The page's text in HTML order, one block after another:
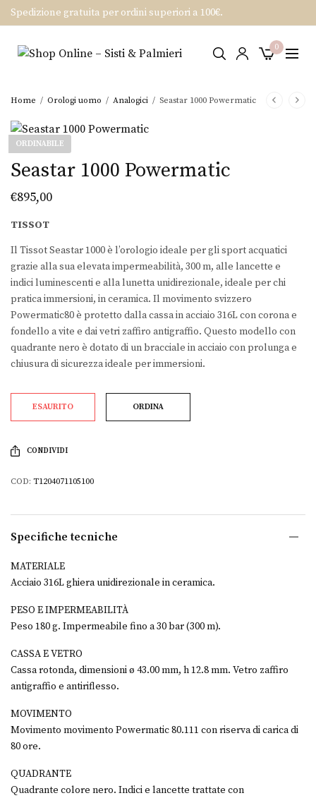
Spedizione gratuita per ordini superiori a 100€.
0
Home / Orologi uomo / Analogici / Seastar 1000 Powermatic
ORDINABILE
Seastar 1000 Powermatic
€895,00
TISSOT
Il Tissot Seastar 1000 è l’orologio ideale per gli sport acquatici
grazie alla sua elevata impermeabilità, 300 m, alle lancette e
indici luminescenti e alla lunetta unidirezionale, ideale per chi
pratica immersioni, in ceramica. Il movimento svizzero
Powermatic80 è protetto dalla cassa in acciaio 316L con corona e
fondello a vite e dai vetri zaffiro antigraffio. Questo modello con
quadrante nero è dotato di un bracciale in acciaio con prolunga e
chiusura di sicurezza ideale per immersioni.
ESAURITO ORDINA
CONDIVIDI
COD: T1204071105100
Specifiche tecniche
MATERIALE
Acciaio 316L ghiera unidirezionale in ceramica.
PESO E IMPERMEABILITÀ
Peso 180 g. Impermeabile fino a 30 bar (300 m).
CASSA E VETRO
Cassa rotonda, dimensioni ø 43.00 mm, h 12.8 mm. Vetro zaffiro
antigraffio e antiriflesso.
MOVIMENTO
Movimento movimento Powermatic 80.111 con riserva di carica di
80 ore.
QUADRANTE
Quadrante colore nero. Indici e lancette trattate con